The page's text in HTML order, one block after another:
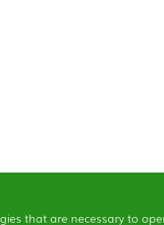
that are necessary to